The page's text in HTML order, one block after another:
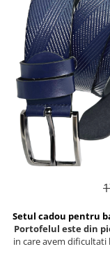
Cadouri barbati
Seturi cadou barbati
Seturi cadou barbati
Ceasuri pentru EL
Cadouri craciun barbati
Cadouri personalizate
Cadouri copii
Caciuli copii
Cadouri craciun copii
Colectia Disney
Etichete scolare
Sepci personalizate
Bannere personalizate
Caserole personalizate
Saculeti personalizati
Sticla de apa
Agende si caiete
Setul cadou pentru
Portofelul este din
in care avem dificultati